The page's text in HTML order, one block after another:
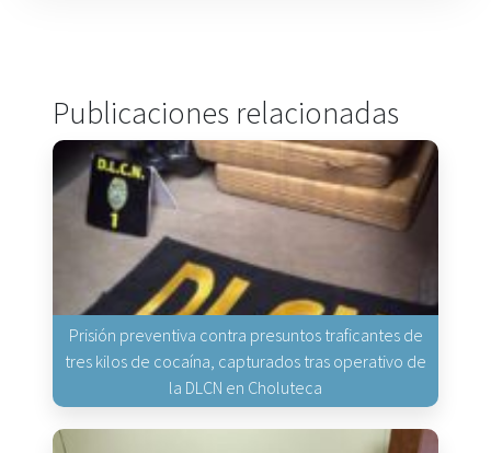
Publicaciones relacionadas
Prisión preventiva contra presuntos traficantes de
tres kilos de cocaína, capturados tras operativo de
la DLCN en Choluteca